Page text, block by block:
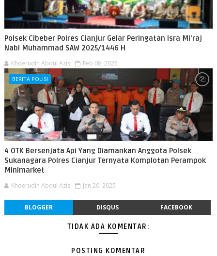
Polsek Cibeber Polres Cianjur Gelar Peringatan Isra Mi'raj
Nabi Muhammad SAW 2025/1446 H
Khoerudin Abdul Azis Feb 08, 2025
BERITA POLISI
4 OTK Bersenjata Api Yang Diamankan Anggota Polsek
Sukanagara Polres Cianjur Ternyata Komplotan Perampok
Minimarket
Khoerudin Abdul Azis Jan 20, 2025
BLOGGER DISQUS FACEBOOK
TIDAK ADA KOMENTAR:
POSTING KOMENTAR